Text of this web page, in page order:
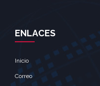
ENLACES
Inicio
Correo